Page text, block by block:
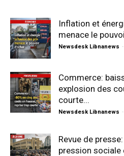
Inflation et
menace le
Newsdesk Libnanews -
Commerce:
explosion des
courte...
Newsdesk Libnanews -
Revue de
pression